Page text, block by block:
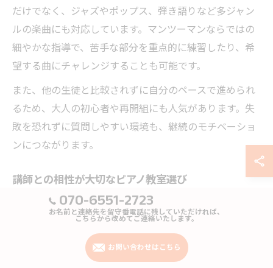
だけでなく、ジャズやポップス、弾き語りなど多ジャン
ルの楽曲にも対応しています。マンツーマンならではの
細やかな指導で、苦手な部分を重点的に練習したり、希
望する曲にチャレンジすることも可能です。
また、他の生徒と比較されずに自分のペースで進められ
るため、大人の初心者や再開組にも人気があります。失
敗を恐れずに質問しやすい環境も、継続のモチベーショ
ンにつながります。
講師との相性が大切なピアノ教室選び
ピアノ教室を選ぶ際、講師との相性は非常に重要なポイ
ントです。モダンな東京都のピアノ教室では、音楽大学
出身者や現役の演奏家など、さまざまな経歴を持つ講師
が在籍しており、それぞれの個性や指導スタイルがあり
070-6551-2723
お名前と連絡先を留守番電話に残していただければ、
こちらから改めてご連絡いたします。
お問い合わせはこちら